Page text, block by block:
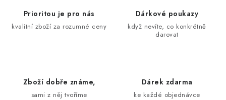
Prioritou je pro nás
kvalitní zboží za rozumné ceny
Dárkové poukazy
když nevíte, co konkrétně
darovat
Zboží dobře známe,
sami z něj tvoříme
Dárek zdarma
ke každé objednávce